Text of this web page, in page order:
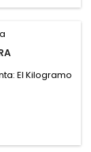
El Kilogramo